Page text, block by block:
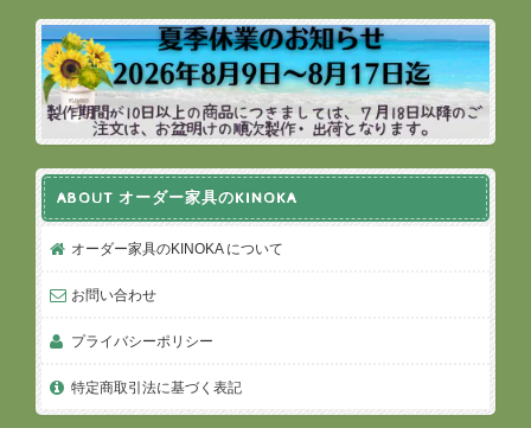
ABOUT オーダー家具のKINOKA
オーダー家具のKINOKA について
お問い合わせ
プライバシーポリシー
特定商取引法に基づく表記